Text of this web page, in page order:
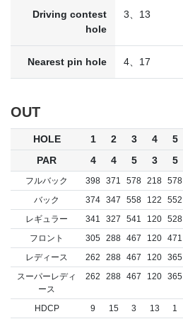
Driving contest
hole
3、13
Nearest pin hole 4、17
OUT
HOLE 1 2 3 4 5
PAR
4 4 5 3 5
フルバック 398 371 578 218 578
バック
374 347 558 122 552
レギュラー
341 327 541 120 528
フロント
305 288 467 120 471
レディース
262 288 467 120 365
スーパーレディ
ース
262 288 467 120 365
HDCP 9 15 3 13 1